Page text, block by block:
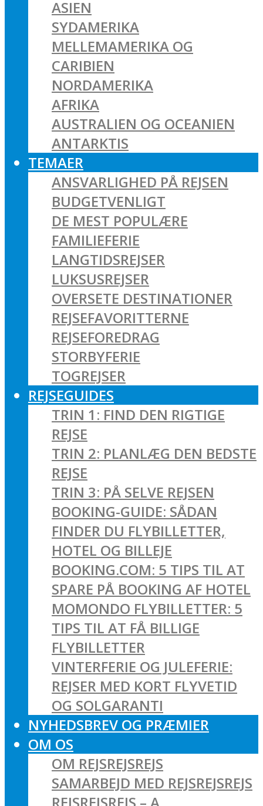
ASIEN
SYDAMERIKA
MELLEMAMERIKA OG
CARIBIEN
NORDAMERIKA
AFRIKA
AUSTRALIEN OG OCEANIEN
ANTARKTIS
TEMAER
ANSVARLIGHED PÅ REJSEN
BUDGETVENLIGT
DE MEST POPULÆRE
FAMILIEFERIE
LANGTIDSREJSER
LUKSUSREJSER
OVERSETE DESTINATIONER
REJSEFAVORITTERNE
REJSEFOREDRAG
STORBYFERIE
TOGREJSER
REJSEGUIDES
TRIN 1: FIND DEN RIGTIGE
REJSE
TRIN 2: PLANLÆG DEN BEDSTE
REJSE
TRIN 3: PÅ SELVE REJSEN
BOOKING-GUIDE: SÅDAN
FINDER DU FLYBILLETTER,
HOTEL OG BILLEJE
BOOKING.COM: 5 TIPS TIL AT
SPARE PÅ BOOKING AF HOTEL
MOMONDO FLYBILLETTER: 5
TIPS TIL AT FÅ BILLIGE
FLYBILLETTER
VINTERFERIE OG JULEFERIE:
REJSER MED KORT FLYVETID
OG SOLGARANTI
NYHEDSBREV OG PRÆMIER
OM OS
OM REJSREJSREJS
SAMARBEJD MED REJSREJSREJS